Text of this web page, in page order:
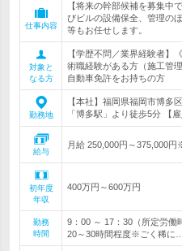
仕事内容
【将来の幹部候補を募集中
びビルの設備保全、管理の
等もお任せします。
対象と
なる方
【学歴不問／業界経験者】
術職経験がある方（施工管
自動車免許をお持ちの方
勤務地
【本社】福岡県福岡市博多
「博多駅」より徒歩5分 【
給与
月給 250,000円～375,000
初年度
年収
400万円～600万円
勤務
時間
9：00 ～ 17：30（所定労
20～30時間程度※ごく稀に…